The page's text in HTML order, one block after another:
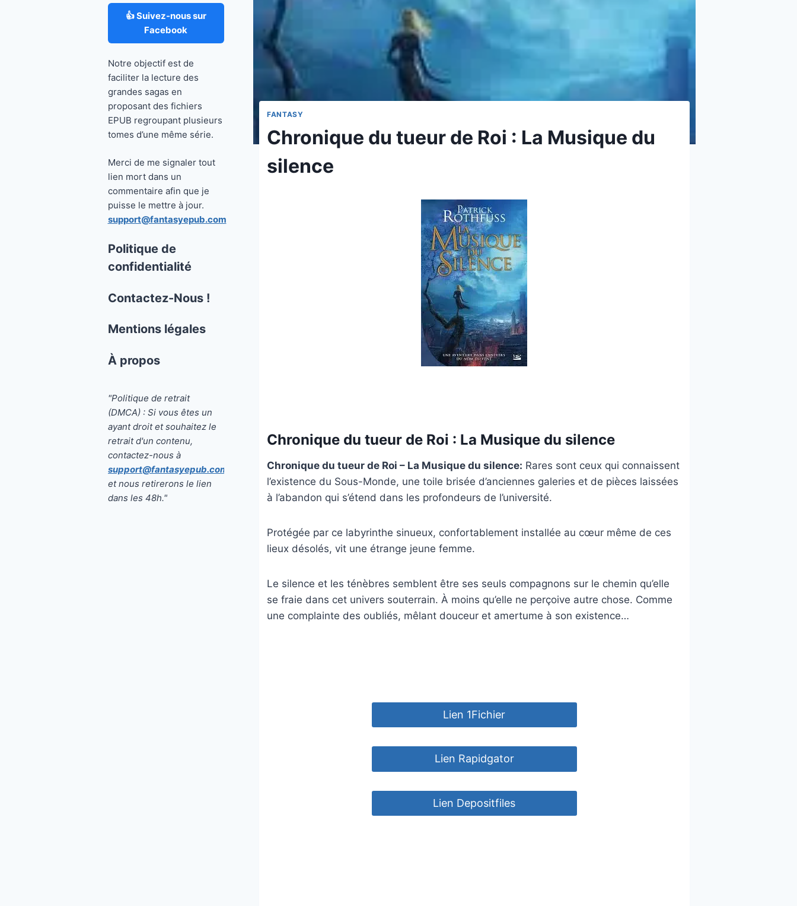
FANTASY
Chronique du tueur de Roi : La Musique du
silence
Chronique du tueur de Roi : La Musique du silence
Chronique du tueur de Roi – La Musique du silence: Rares sont ceux qui connaissent
l’existence du Sous-Monde, une toile brisée d’anciennes galeries et de pièces laissées
à l’abandon qui s’étend dans les profondeurs de l’université.
Protégée par ce labyrinthe sinueux, confortablement installée au cœur même de ces
lieux désolés, vit une étrange jeune femme.
Le silence et les ténèbres semblent être ses seuls compagnons sur le chemin qu’elle
se fraie dans cet univers souterrain. À moins qu’elle ne perçoive autre chose. Comme
une complainte des oubliés, mêlant douceur et amertume à son existence…
Lien 1Fichier
Lien Rapidgator
Lien Depositfiles
👍 Suivez-nous sur
Facebook
Notre objectif est de
faciliter la lecture des
grandes sagas en
proposant des fichiers
EPUB regroupant plusieurs
tomes d’une même série.
Merci de me signaler tout
lien mort dans un
commentaire afin que je
puisse le mettre à jour.
support@fantasyepub.com
Politique de
confidentialité
Contactez-Nous !
Mentions légales
À propos
"Politique de retrait
(DMCA) : Si vous êtes un
ayant droit et souhaitez le
retrait d'un contenu,
contactez-nous à
support@fantasyepub.com
et nous retirerons le lien
dans les 48h."